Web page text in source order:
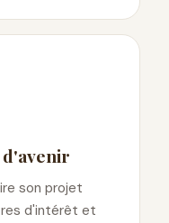
son projet
d'intérêt et